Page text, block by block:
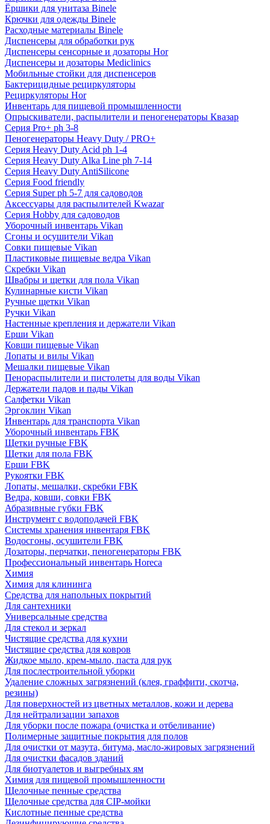
Ёршики для унитаза Binele
Крючки для одежды Binele
Расходные материалы Binele
Диспенсеры для обработки рук
Диспенсеры сенсорные и дозаторы Hor
Диспенсеры и дозаторы Mediclinics
Мобильные стойки для диспенсеров
Бактерицидные рециркуляторы
Рециркуляторы Hor
Инвентарь для пищевой промышленности
Опрыскиватели, распылители и пеногенераторы Квазар
Серия Pro+ ph 3-8
Пеногенераторы Heavy Duty / PRO+
Серия Heavy Duty Acid ph 1-4
Серия Heavy Duty Alka Line ph 7-14
Серия Heavy Duty AntiSilicone
Серия Food friendly
Серия Super ph 5-7 для садоводов
Аксессуары для распылителей Kwazar
Серия Hobby для садоводов
Уборочный инвентарь Vikan
Сгоны и осушители Vikan
Совки пищевые Vikan
Пластиковые пищевые ведра Vikan
Скребки Vikan
Швабры и щетки для пола Vikan
Кулинарные кисти Vikan
Ручные щетки Vikan
Ручки Vikan
Настенные крепления и держатели Vikan
Ерши Vikan
Ковши пищевые Vikan
Лопаты и вилы Vikan
Мешалки пищевые Vikan
Пенораспылители и пистолеты для воды Vikan
Держатели падов и пады Vikan
Салфетки Vikan
Эргоклин Vikan
Инвентарь для транспорта Vikan
Уборочный инвентарь FBK
Щетки ручные FBK
Щетки для пола FBK
Ерши FBK
Рукоятки FBK
Лопаты, мешалки, скребки FBK
Ведра, ковши, совки FBK
Абразивные губки FBK
Инструмент с водоподачей FBK
Системы хранения инвентаря FBK
Водосгоны, осушители FBK
Дозаторы, перчатки, пеногенераторы FBK
Профессиональный инвентарь Horeca
Химия
Химия для клининга
Средства для напольных покрытий
Для сантехники
Универсальные средства
Для стекол и зеркал
Чистящие средства для кухни
Чистящие средства для ковров
Жидкое мыло, крем-мыло, паста для рук
Для послестроительной уборки
Удаление сложных загрязнений (клея, граффити, скотча,
резины)
Для поверхностей из цветных металлов, кожи и дерева
Для нейтрализации запахов
Для уборки после пожара (очистка и отбеливание)
Полимерные защитные покрытия для полов
Для очистки от мазута, битума, масло-жировых загрязнений
Для очистки фасадов зданий
Для биотуалетов и выгребных ям
Химия для пищевой промышленности
Щелочные пенные средства
Щелочные средства для CIP-мойки
Кислотные пенные средства